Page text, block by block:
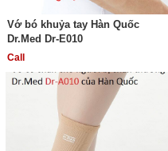
Vớ bó khuỷa tay Hàn Quốc
Dr.Med Dr-E010
Call